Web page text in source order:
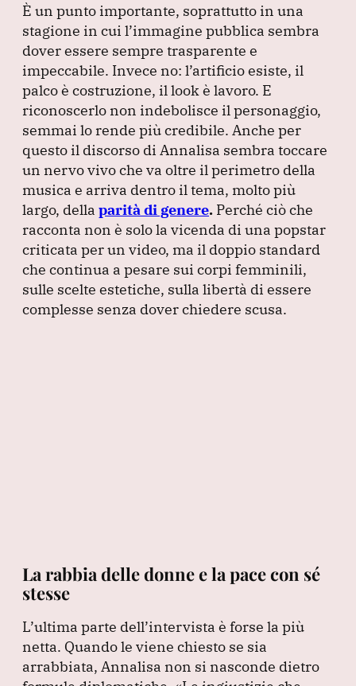
È un punto importante, soprattutto in una
stagione in cui l’immagine pubblica sembra
dover essere sempre trasparente e
impeccabile. Invece no: l’artificio esiste, il
palco è costruzione, il look è lavoro. E
riconoscerlo non indebolisce il personaggio,
semmai lo rende più credibile. Anche per
questo il discorso di Annalisa sembra toccare
un nervo vivo che va oltre il perimetro della
musica e arriva dentro il tema, molto più
largo, della parità di genere. Perché ciò che
racconta non è solo la vicenda di una popstar
criticata per un video, ma il doppio standard
che continua a pesare sui corpi femminili,
sulle scelte estetiche, sulla libertà di essere
complesse senza dover chiedere scusa.
La rabbia delle donne e la pace con sé
stesse
L’ultima parte dell’intervista è forse la più
netta. Quando le viene chiesto se sia
arrabbiata, Annalisa non si nasconde dietro